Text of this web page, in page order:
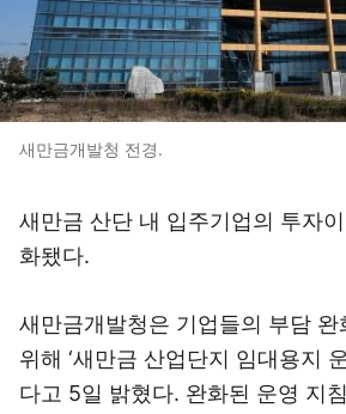
새만금개발청 전경.
새만금 산단 내 입주기업의 투자
화됐다.
새만금개발청은 기업들의 부담 완
위해 ‘새만금 산업단지 임대용지
다고 5일 밝혔다. 완화된 운영 지